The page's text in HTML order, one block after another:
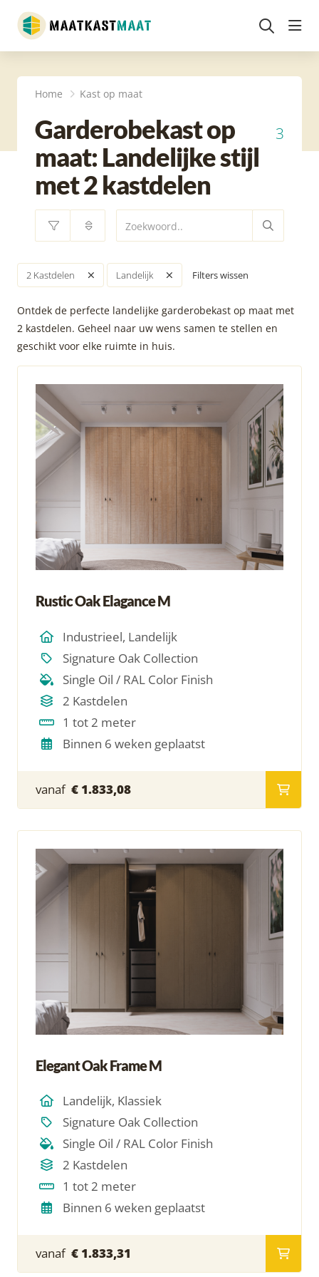
Home Kast op maat
Garderobekast op
maat: Landelijke stijl
met 2 kastdelen
3
2 Kastdelen Landelijk Filters wissen
Ontdek de perfecte landelijke garderobekast op maat met
2 kastdelen. Geheel naar uw wens samen te stellen en
geschikt voor elke ruimte in huis.
Rustic Oak Elagance M
Industrieel, Landelijk
Signature Oak Collection
Single Oil / RAL Color Finish
2 Kastdelen
1 tot 2 meter
Binnen 6 weken geplaatst
vanaf € 1.833,08
Elegant Oak Frame M
Landelijk, Klassiek
Signature Oak Collection
Single Oil / RAL Color Finish
2 Kastdelen
1 tot 2 meter
Binnen 6 weken geplaatst
vanaf € 1.833,31